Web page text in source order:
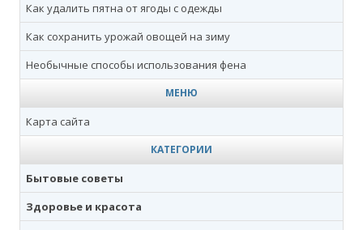
Как удалить пятна от ягоды с одежды
Как сохранить урожай овощей на зиму
Необычные способы использования фена
МЕНЮ
Карта сайта
КАТЕГОРИИ
Бытовые советы
Здоровье и красота